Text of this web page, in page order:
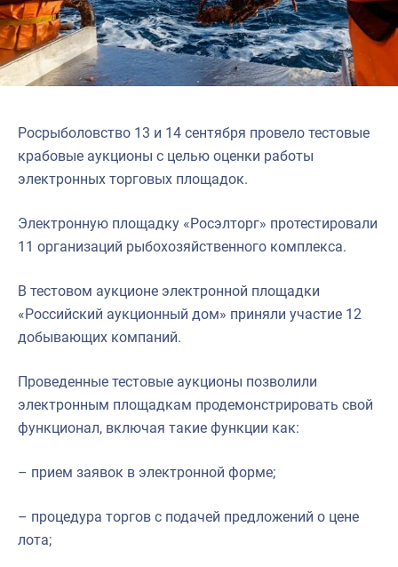
Росрыболовство 13 и 14 сентября провело тестовые
крабовые аукционы с целью оценки работы
электронных торговых площадок.
Электронную площадку «Росэлторг» протестировали
11 организаций рыбохозяйственного комплекса.
В тестовом аукционе электронной площадки
«Российский аукционный дом» приняли участие 12
добывающих компаний.
Проведенные тестовые аукционы позволили
электронным площадкам продемонстрировать свой
функционал, включая такие функции как:
– прием заявок в электронной форме;
– процедура торгов с подачей предложений о цене
лота;